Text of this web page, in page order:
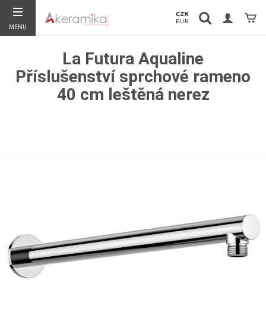
MENU
Vyhledávání Košík
La Futura Aqualine
Příslušenství sprchové rameno
40 cm leštěná nerez